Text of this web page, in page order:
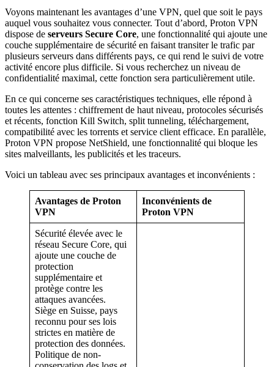
Voyons maintenant les avantages d’une VPN, quel que soit le pays
auquel vous souhaitez vous connecter. Tout d’abord, Proton VPN
dispose de serveurs Secure Core, une fonctionnalité qui ajoute une
couche supplémentaire de sécurité en faisant transiter le trafic par
plusieurs serveurs dans différents pays, ce qui rend le suivi de votre
activité encore plus difficile. Si vous recherchez un niveau de
confidentialité maximal, cette fonction sera particulièrement utile.
En ce qui concerne ses caractéristiques techniques, elle répond à
toutes les attentes : chiffrement de haut niveau, protocoles sécurisés
et récents, fonction Kill Switch, split tunneling, téléchargement,
compatibilité avec les torrents et service client efficace. En parallèle,
Proton VPN propose NetShield, une fonctionnalité qui bloque les
sites malveillants, les publicités et les traceurs.
Voici un tableau avec ses principaux avantages et inconvénients :
Avantages de Proton
VPN
Inconvénients de
Proton VPN
Sécurité élevée avec le
réseau Secure Core, qui
ajoute une couche de
protection
supplémentaire et
protège contre les
attaques avancées.
Siège en Suisse, pays
reconnu pour ses lois
strictes en matière de
protection des données.
Politique de non-